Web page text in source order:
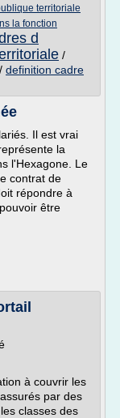
territoriale
la fonction
d
/
/ definition cadre
Il est vrai
la
l'Hexagone. Le
contrat de
répondre à
être
à couvrir les
par des
classes des